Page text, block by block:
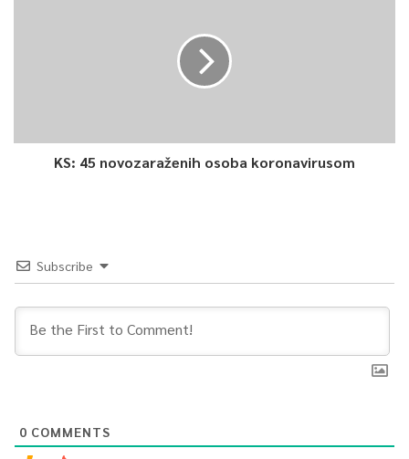
0
KS: 45 novozaraženih osoba koronavirusom
Subscribe
0 COMMENTS